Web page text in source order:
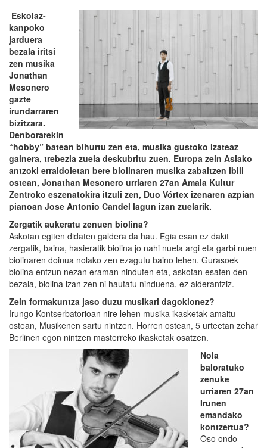
Eskolaz-
kanpoko
jarduera
bezala iritsi
zen musika
Jonathan
Mesonero
gazte
irundarraren
bizitzara.
Denborarekin
“hobby” batean bihurtu zen eta, musika gustoko izateaz
gainera, trebezia zuela deskubritu zuen. Europa zein Asiako
antzoki erraldoietan bere biolinaren musika zabaltzen ibili
ostean, Jonathan Mesonero urriaren 27an Amaia Kultur
Zentroko eszenatokira itzuli zen, Duo Vórtex izenaren azpian
pianoan Jose Antonio Candel lagun izan zuelarik.
Zergatik aukeratu zenuen biolina?
Askotan egiten didaten galdera da hau. Egia esan ez dakit
zergatik, baina, hasieratik biolina jo nahi nuela argi eta garbi nuen
biolinaren doinua nolako zen ezagutu baino lehen. Gurasoek
biolina entzun nezan eraman ninduten eta, askotan esaten den
bezala, biolina izan zen ni hautatu ninduena, ez alderantziz.
Zein formakuntza jaso duzu musikari dagokionez?
Irungo Kontserbatorioan nire lehen musika ikasketak amaitu
ostean, Musikenen sartu nintzen. Horren ostean, 5 urteetan zehar
Berlinen egon nintzen masterreko ikasketak osatzen.
Nola
baloratuko
zenuke
urriaren 27an
Irunen
emandako
kontzertua?
Oso ondo